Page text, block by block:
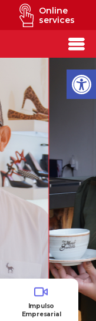
Online
services
Impulso
Empresarial